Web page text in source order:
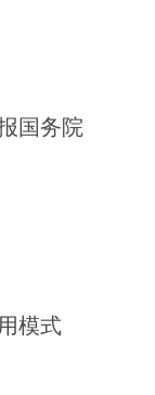
国务院
模式